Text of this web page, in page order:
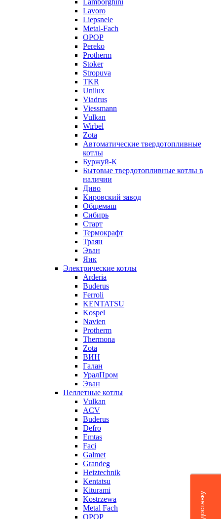
Lamborghini
Lavoro
Liepsnele
Metal-Fach
OPOP
Pereko
Protherm
Stoker
Stropuva
TKR
Unilux
Viadrus
Viessmann
Vulkan
Wirbel
Zota
Автоматические твердотопливные
котлы
Буржуй-К
Бытовые твердотопливные котлы в
наличии
Диво
Кировский завод
Общемаш
Сибирь
Старт
Термокрафт
Траян
Эван
Яик
Электрические котлы
Arderia
Buderus
Ferroli
KENTATSU
Kospel
Navien
Protherm
Thermona
Zota
ВИН
Галан
УралПром
Эван
Пеллетные котлы
Vulkan
ACV
Buderus
Defro
Emtas
Faci
Galmet
Grandeg
Heiztechnik
Kentatsu
Kiturami
Kostrzewa
Metal Fach
OPOP